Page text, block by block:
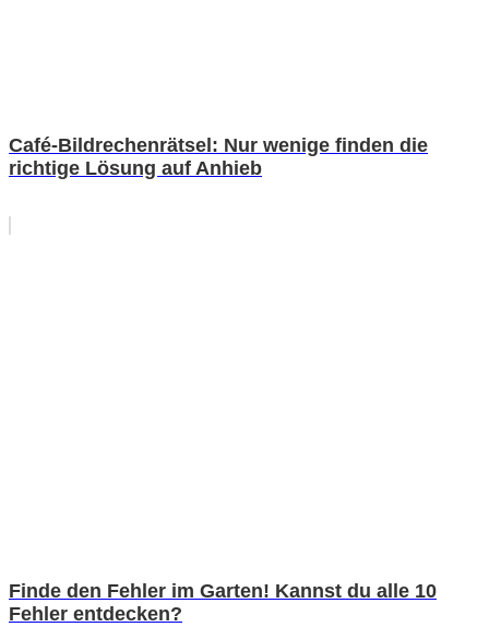
Café-Bildrechenrätsel: Nur wenige finden die
richtige Lösung auf Anhieb
Finde den Fehler im Garten! Kannst du alle 10
Fehler entdecken?